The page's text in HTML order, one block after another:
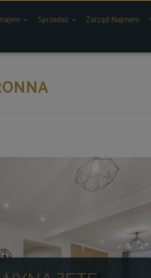
Sprzedaż Zarząd Najmem